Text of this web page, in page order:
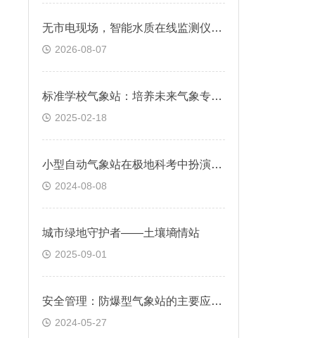
无市电现场，智能水质在线监测仪供电怎么解决
2026-08-07
标准学校气象站：培养未来气象专家的摇篮
2025-02-18
小型自动气象站在极地科考中扮演何种角色
2024-08-08
城市绿地守护者——土壤墒情站
2025-09-01
安全管理：防爆型气象站的主要应用设计有什么？
2024-05-27